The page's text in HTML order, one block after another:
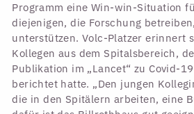
Programm eine Win-win-Situation
diejenigen, die Forschung
unterstützen. Volc-Platzer erinnert
Kollegen aus dem Spitalsbereich,
Publikation im „Lancet“ zu Covid-
berichtet hatte. „Den jungen
die in den Spitälern arbeiten, eine